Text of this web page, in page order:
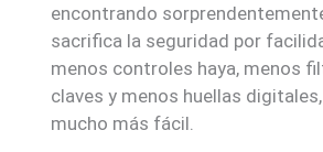
encontrando
sacrifica la seguridad por
menos controles haya, menos
claves y menos huellas
mucho más fácil.